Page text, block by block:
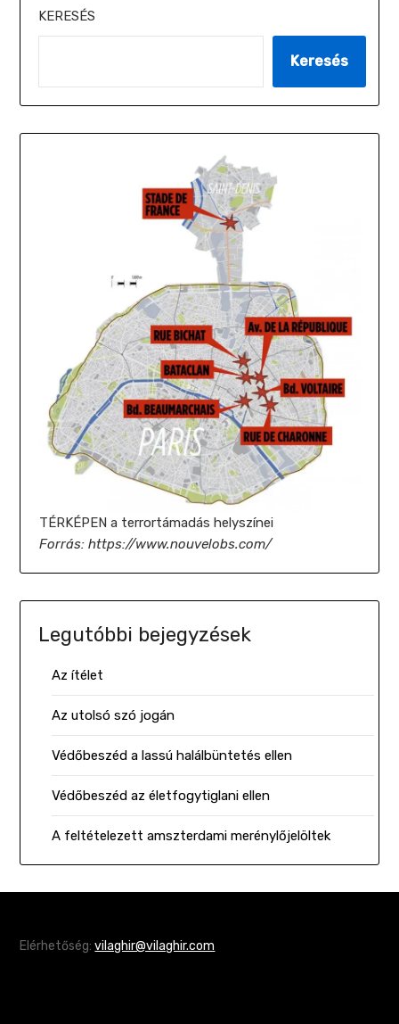
KERESÉS
Keresés
TÉRKÉPEN a terrortámadás helyszínei
Forrás: https://www.nouvelobs.com/
Legutóbbi bejegyzések
Az ítélet
Az utolsó szó jogán
Védőbeszéd a lassú halálbüntetés ellen
Védőbeszéd az életfogytiglani ellen
A feltételezett amszterdami merénylőjelöltek
Elérhetőség:vilaghir@vilaghir.com